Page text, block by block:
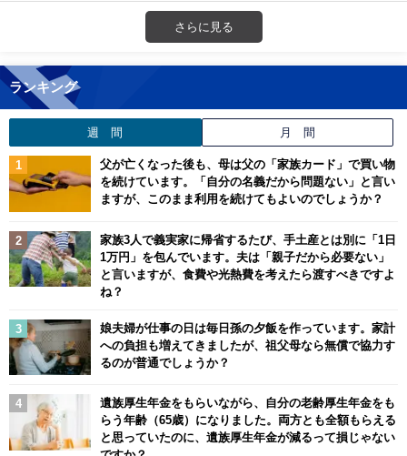
さらに見る
ランキング
週 間 月 間
父が亡くなった後も、母は父の「家族カード」で買い物
を続けています。「自分の名義だから問題ない」と言い
ますが、このまま利用を続けてもよいのでしょうか？
家族3人で義実家に帰省するたび、手土産とは別に「1日
1万円」を包んでいます。夫は「親子だから必要ない」
と言いますが、食費や光熱費を考えたら渡すべきですよ
ね？
娘夫婦が仕事の日は毎日孫の夕飯を作っています。家計
への負担も増えてきましたが、祖父母なら無償で協力す
るのが普通でしょうか？
遺族厚生年金をもらいながら、自分の老齢厚生年金をも
らう年齢（65歳）になりました。両方とも全額もらえる
と思っていたのに、遺族厚生年金が減るって損じゃない